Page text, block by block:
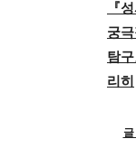
『
궁
탐
리히
글